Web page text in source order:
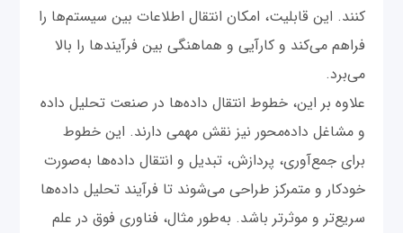
کنند. این قابلیت، امکان انتقال اطلاعات بین سیستم‌ها را
فراهم می‌کند و کارآیی و هماهنگی بین فرآیندها را بالا
می‌برد.
علاوه بر این، خطوط انتقال داده‌ها در صنعت تحلیل داده
و مشاغل داده‌محور نیز نقش مهمی دارند. این خطوط
برای جمع‌آوری، پردازش، تبدیل و انتقال داده‌ها به‌‌صورت
خودکار و متمرکز طراحی می‌شوند تا فرآیند تحلیل داده‌ها
سریع‌تر و موثرتر باشد. به‌طور مثال، فناوری فوق در علم